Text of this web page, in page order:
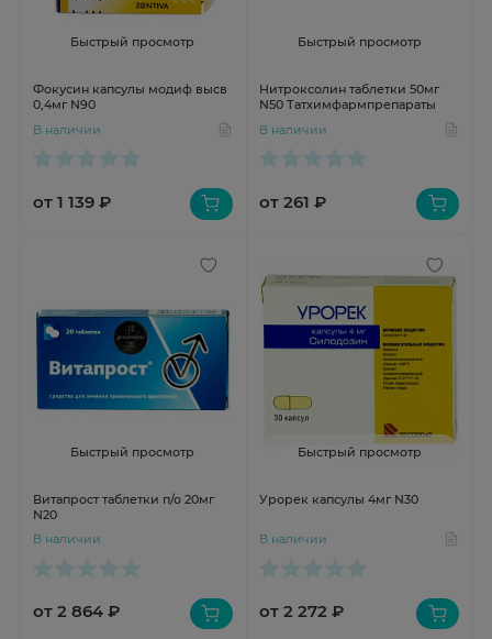
Быстрый просмотр
Фокусин капсулы модиф высв
0,4мг N90
В наличии
от 1 139 ₽
Быстрый просмотр
Нитроксолин таблетки 50мг
N50 Татхимфармпрепараты
В наличии
от 261 ₽
Быстрый просмотр
Витапрост таблетки п/о 20мг
N20
В наличии
от 2 864 ₽
Быстрый просмотр
Урорек капсулы 4мг N30
В наличии
от 2 272 ₽